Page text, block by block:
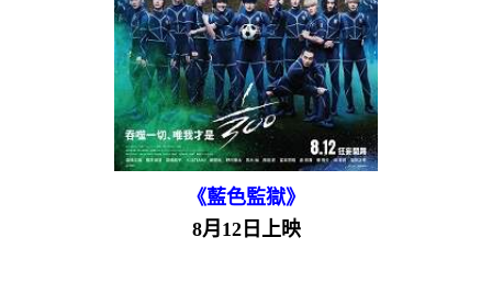
《藍色監獄》
8月12日上映